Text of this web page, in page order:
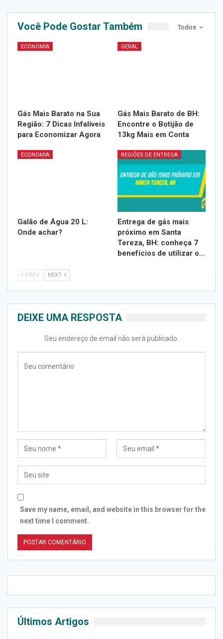
Todos
Você Pode Gostar Também
ECONOMIA
Gás Mais Barato na Sua
Região: 7 Dicas Infalíveis
para Economizar Agora
GERAL
Gás Mais Barato de BH:
Encontre o Botijão de
13kg Mais em Conta
ECONOMIA
Galão de Água 20 L:
Onde achar?
REGIÕES DE ENTREGA
Entrega de gás mais
próximo em Santa
Tereza, BH: conheça 7
benefícios de utilizar o…
PREV NEXT
DEIXE UMA RESPOSTA
Seu endereço de email não será publicado.
Save my name, email, and website in this browser for the
next time I comment.
Últimos Artigos